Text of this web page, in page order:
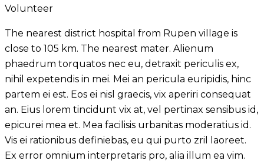
Volunteer
The nearest district hospital from Rupen village is
close to 105 km. The nearest mater. Alienum
phaedrum torquatos nec eu, detraxit periculis ex,
nihil expetendis in mei. Mei an pericula euripidis, hinc
partem ei est. Eos ei nisl graecis, vix aperiri consequat
an. Eius lorem tincidunt vix at, vel pertinax sensibus id,
epicurei mea et. Mea facilisis urbanitas moderatius id.
Vis ei rationibus definiebas, eu qui purto zril laoreet.
Ex error omnium interpretaris pro, alia illum ea vim.